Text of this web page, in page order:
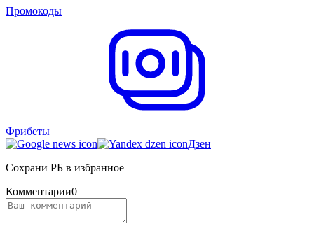
Промокоды
Фрибеты
Дзен
Сохрани РБ в избранное
Комментарии0